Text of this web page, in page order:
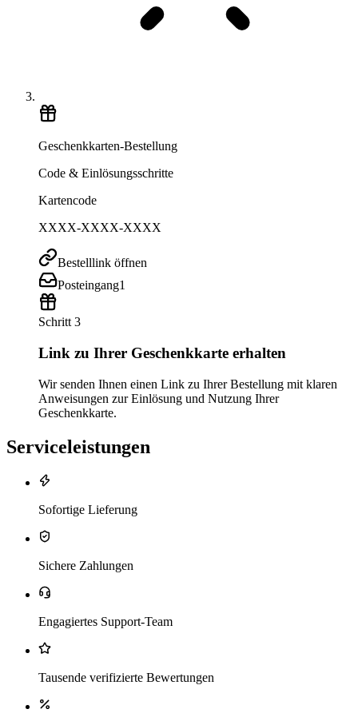
Geschenkkarten-Bestellung
Code & Einlösungsschritte
Kartencode
XXXX-XXXX-XXXX
Bestelllink öffnen
Posteingang1
Schritt 3
Link zu Ihrer Geschenkkarte erhalten
Wir senden Ihnen einen Link zu Ihrer Bestellung mit klaren
Anweisungen zur Einlösung und Nutzung Ihrer
Geschenkkarte.
Serviceleistungen
Sofortige Lieferung
Sichere Zahlungen
Engagiertes Support-Team
Tausende verifizierte Bewertungen